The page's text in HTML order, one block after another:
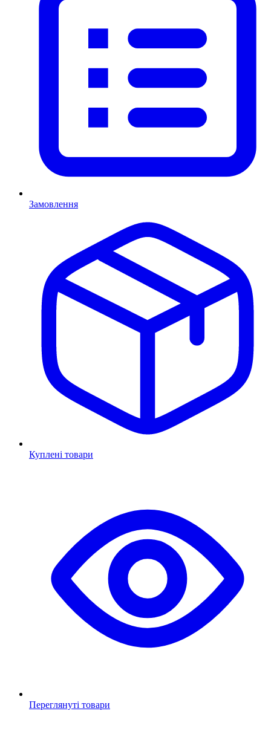
Замовлення
Куплені товари
Переглянуті товари